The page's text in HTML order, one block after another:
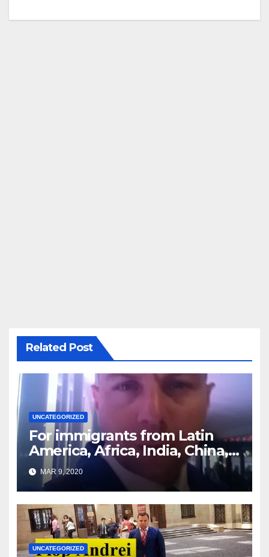
Related Post
UNCATEGORIZED
For immigrants from Latin
America, Africa, India, China,
etc. you must read this article
MAR 9, 2020
UNCATEGORIZED